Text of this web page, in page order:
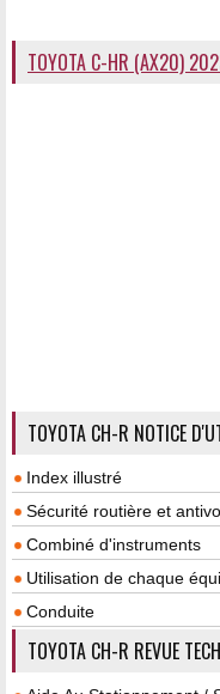
TOYOTA C-HR (AX20)
TOYOTA CH-R NOTICE
Index illustré
Sécurité routière et
Combiné d'instruments
Utilisation de chaque
Conduite
TOYOTA CH-R REVUE